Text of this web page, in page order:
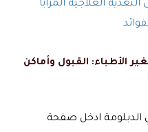
الأطباء: القبول وأماكن
ادخل صفحة